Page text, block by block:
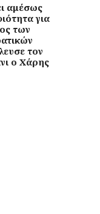
αμέσως
για
των
τον
ο Χάρης